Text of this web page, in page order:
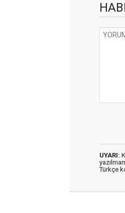
UYARI:
Türkçe